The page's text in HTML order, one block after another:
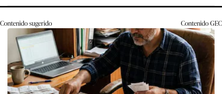
Contenido sugerido ContenidoGEC